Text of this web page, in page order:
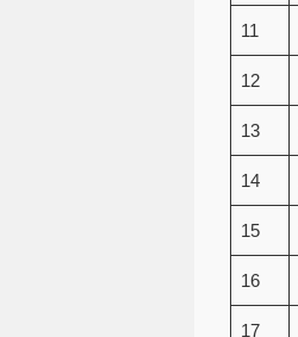
11
12
13
14
15
16
17